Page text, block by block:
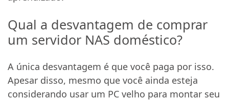
Qual a desvantagem de comprar
um servidor NAS doméstico?
A única desvantagem é que você paga por isso.
Apesar disso, mesmo que você ainda esteja
considerando usar um PC velho para montar seu